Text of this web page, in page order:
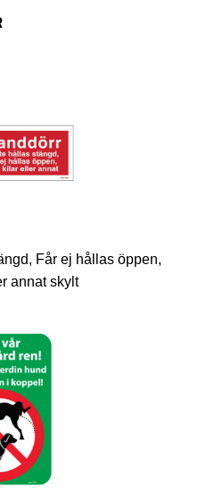
Får ej hållas öppen,
annat skylt